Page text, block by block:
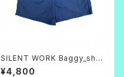
SILENT WORK Baggy_short
s ネイビー
¥4,800